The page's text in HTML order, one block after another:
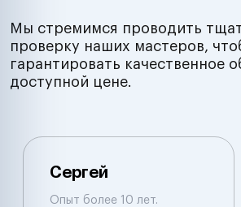
Мы стремимся проводить
проверку наших мастеров,
гарантировать качественное
доступной цене.
Сергей
Опыт более 10 лет.